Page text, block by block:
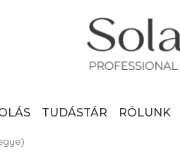
TUDÁSTÁR RÓLUNK